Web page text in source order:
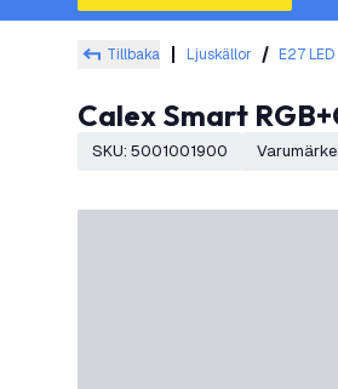
Tillbaka Ljuskällor E27
Calex Smart
SKU: 5001001900 Varumärke: